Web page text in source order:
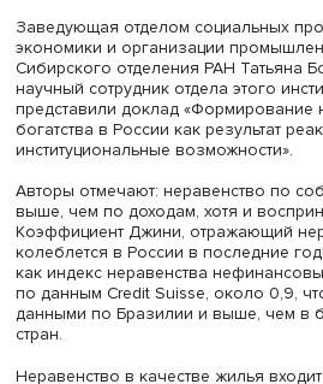
Отсутствие благ ощущалось в
одинаково: все стали тратить
что можно объяснить
самоизоляции. Одновременно
отметили улучшение питания
на отсутствие белковой пищи в
Автор доклада отметила, что
прежнему смещена в сторону
также обратила внимание на то,
проблемой сельской
перетекать в областные
россиян, находившихся за
сельской местности, снизилась
городского типа — с 8 до 7%,
выросла доля бедных, живших в